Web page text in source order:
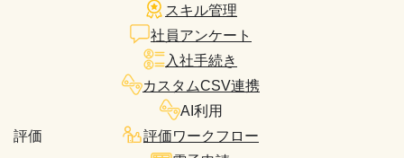
スキル管理
社員アンケート
入社手続き
カスタムCSV連携
AI利用
評価
評価ワークフロー